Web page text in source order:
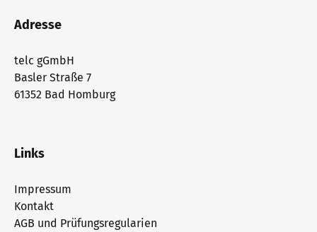
Adresse
telc gGmbH
Basler Straße 7
61352 Bad Homburg
Links
Impressum
Kontakt
AGB und Prüfungsregularien